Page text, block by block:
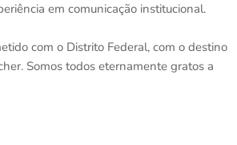
em comunicação institucional.
com o Distrito Federal, com o destino
Somos todos eternamente gratos a